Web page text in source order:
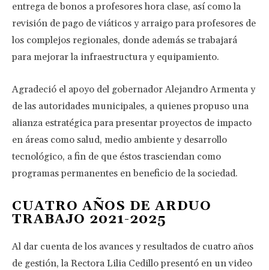
entrega de bonos a profesores hora clase, así como la
revisión de pago de viáticos y arraigo para profesores de
los complejos regionales, donde además se trabajará
para mejorar la infraestructura y equipamiento.
Agradeció el apoyo del gobernador Alejandro Armenta y
de las autoridades municipales, a quienes propuso una
alianza estratégica para presentar proyectos de impacto
en áreas como salud, medio ambiente y desarrollo
tecnológico, a fin de que éstos trasciendan como
programas permanentes en beneficio de la sociedad.
CUATRO AÑOS DE ARDUO
TRABAJO 2021-2025
Al dar cuenta de los avances y resultados de cuatro años
de gestión, la Rectora Lilia Cedillo presentó en un video